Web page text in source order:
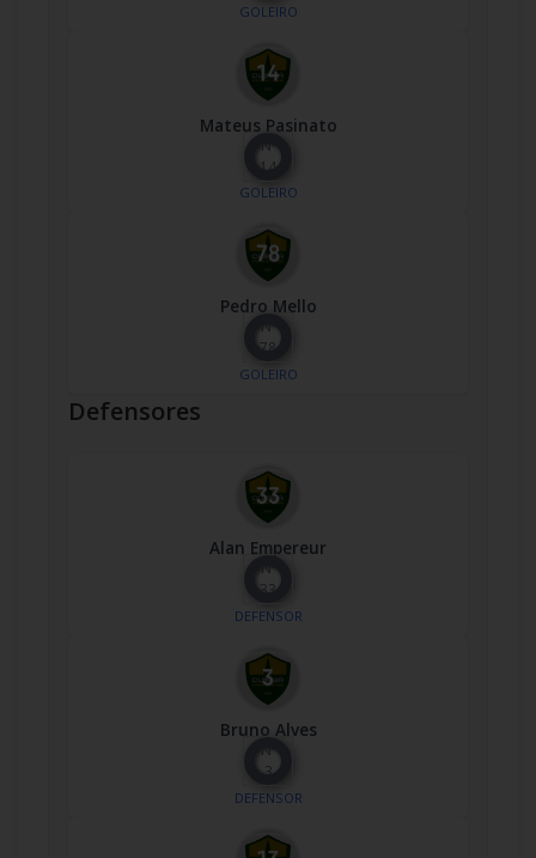
GOLEIRO
Mateus Pasinato
Nº
14
GOLEIRO
Pedro Mello
Nº
78
GOLEIRO
Defensores
Alan Empereur
Nº
33
DEFENSOR
Bruno Alves
Nº
3
DEFENSOR